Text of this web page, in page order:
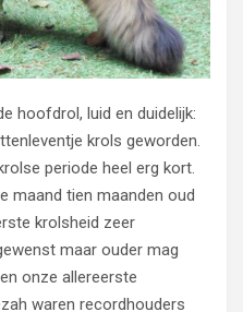
hoofdrol, luid en duidelijk:
krols geworden.
periode heel erg kort.
maand tien maanden oud
krolsheid zeer
maar ouder mag
onze allereerste
waren recordhouders